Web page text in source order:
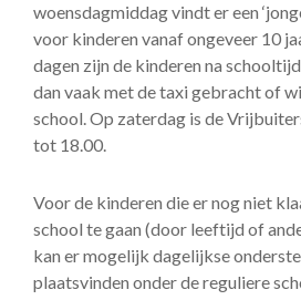
woensdagmiddag vindt er een
voor kinderen vanaf ongeveer 10
dagen zijn de kinderen na
dan vaak met de taxi gebracht of
school. Op zaterdag is de
tot 18.00.
Voor de kinderen die er nog niet
school te gaan (door leeftijd of
kan er mogelijk dagelijkse
plaatsvinden onder de reguliere